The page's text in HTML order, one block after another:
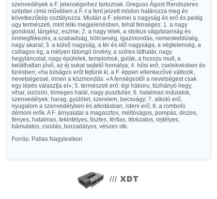
szenvedélyek a F. jelenségeihez tartoznak. Greguss Ágost Rendszeres
széptan cimü művében a F.-t a fent jelzett módon határozza meg és
következőkép osztályozza: Miután a F. elemei a nagyság és erő és pedig
ugy természeti, mint lelki megjelenésben, tehát fenséges: 1. a nagy
gondolat, lángész, eszme; 2. a nagy lélek, a stoikus vágytalanság és
önmegfékezés, a szabadság, bölcseség, igazmondás, nemeskeblüség,
nagy akarat; 3. a külső nagyság, a tér és idő nagysága, a végtelenség, a
csillagos ég, a mélyen tátongó örvény, a széles láthatár, nagy
hegyláncolat, nagy épületek, templomok, gulák, a hosszu mult, a
beláthatlan jövő, az éj sokat sejtető homálya; 4. hősi erő, cselekvésben és
türésben; «ha tulságos erőt fejtünk ki, a F. éppen ellenkezővé változik,
nevetségessé, innen a közmondás: «A fenségestől a nevetségest csak
egy lépés választja el»; 5. természeti erő: égi háboru, tüzhányó hegy,
vihar, vizözön, tömeges halál, nagy pusztulás; 6. hatalmas indulatok,
szenvedélyek: harag, gyülölet, szerelem, becsvágy; 7. alkotó erő,
nyugalom a szenvedélyben és alkotásban, isteni erő; 8. a romboló
démoni erők. A F. árnyalatai a magasztos, méltóságos, pompás, diszes,
fényes, hatalmas, tekintélyes, tisztes, férfias, titokzatos, rejtélyes,
bámulatos, csodás, borzadályos, vészes stb.
Forrás: Pallas Nagylexikon